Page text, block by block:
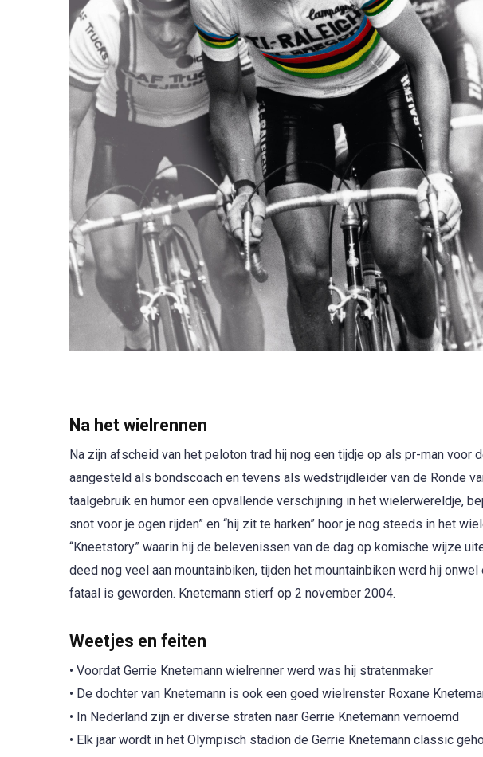
Na het wielrennen
Na zijn afscheid van het peloton trad hij nog een tijdje op als pr-man voor
aangesteld als bondscoach en tevens als wedstrijdleider van de Ronde
taalgebruik en humor een opvallende verschijning in het wielerwereldje,
snot voor je ogen rijden” en “hij zit te harken” hoor je nog steeds in het
“Kneetstory” waarin hij de belevenissen van de dag op komische wijze
deed nog veel aan mountainbiken, tijden het mountainbiken werd hij
fataal is geworden. Knetemann stierf op 2 november 2004.
Weetjes en feiten
• Voordat Gerrie Knetemann wielrenner werd was hij stratenmaker
• De dochter van Knetemann is ook een goed wielrenster Roxane
• In Nederland zijn er diverse straten naar Gerrie Knetemann vernoemd
• Elk jaar wordt in het Olympisch stadion de Gerrie Knetemann classic